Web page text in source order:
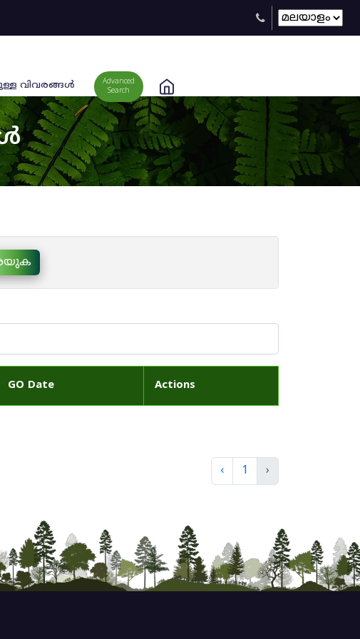
വിവരങ്ങള്‍
Advanced
Search
GO Date Actions
‹ 1 ›